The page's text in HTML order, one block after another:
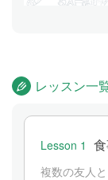
レッスン一
Lesson 1
複数の友人